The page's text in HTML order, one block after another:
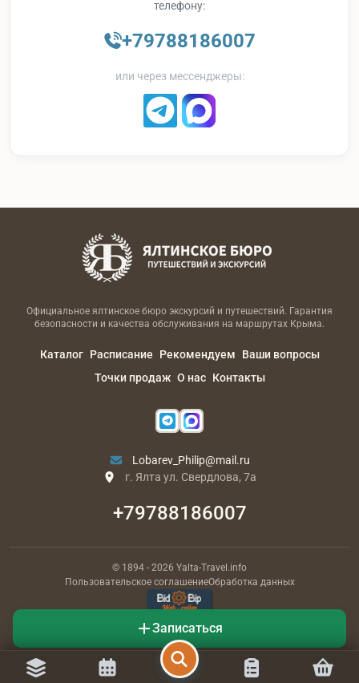
телефону:
+79788186007
или через мессенджеры:
Записаться
Официальное ялтинское бюро экскурсий и путешествий. Гарантия
безопасности и качества обслуживания на маршрутах Крыма.
Каталог Расписание Рекомендуем
Ваши вопросы
Точки продаж О нас Контакты
Lobarev_Philip@mail.ru
г. Ялта ул. Свердлова, 7а
+79788186007
© 1894 - 2026 Yalta-Travel.info
Пользовательское соглашениеОбработка данных